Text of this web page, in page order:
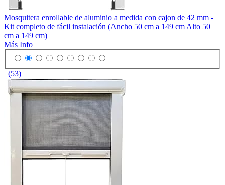
Mosquitera enrollable de aluminio a medida con cajon de 42 mm -
Kit completo de fácil instalación (Ancho 50 cm a 149 cm Alto 50
cm a 149 cm)
Más Info
(53)